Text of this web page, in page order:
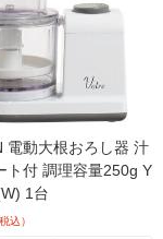
電動大根おろし器 汁
ト付 調理容量250g Y
1台
込）